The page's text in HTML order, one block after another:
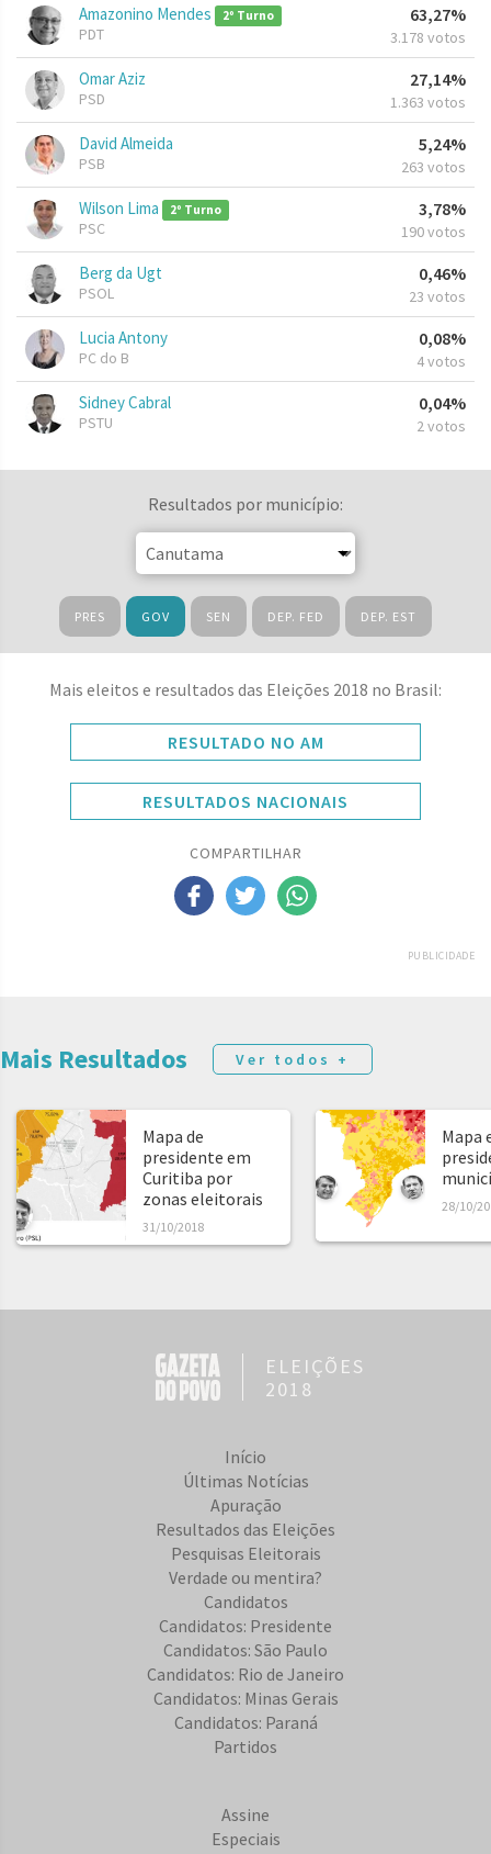
Amazonino Mendes 2º Turno
PDT
63,27%
3.178 votos
Omar Aziz
PSD
27,14%
1.363 votos
David Almeida
PSB
5,24%
263 votos
Wilson Lima 2º Turno
PSC
3,78%
190 votos
Berg da Ugt
PSOL
0,46%
23 votos
Lucia Antony
PC do B
0,08%
4 votos
Sidney Cabral
PSTU
0,04%
2 votos
Resultados por município:
PRES GOV SEN DEP. FED DEP. EST
Mais eleitos e resultados das Eleições 2018 no Brasil:
RESULTADO NO AM
RESULTADOS NACIONAIS
COMPARTILHAR
PUBLICIDADE
Mais Resultados Ver todos +
Mapa de
presidente em
Curitiba por
zonas eleitorais
31/10/2018
Mapa
28/10/
ELEIÇÕES
2018
Início
Últimas Notícias
Apuração
Resultados das Eleições
Pesquisas Eleitorais
Verdade ou mentira?
Candidatos
Candidatos: Presidente
Candidatos: São Paulo
Candidatos: Rio de Janeiro
Candidatos: Minas Gerais
Candidatos: Paraná
Partidos
Assine
Especiais